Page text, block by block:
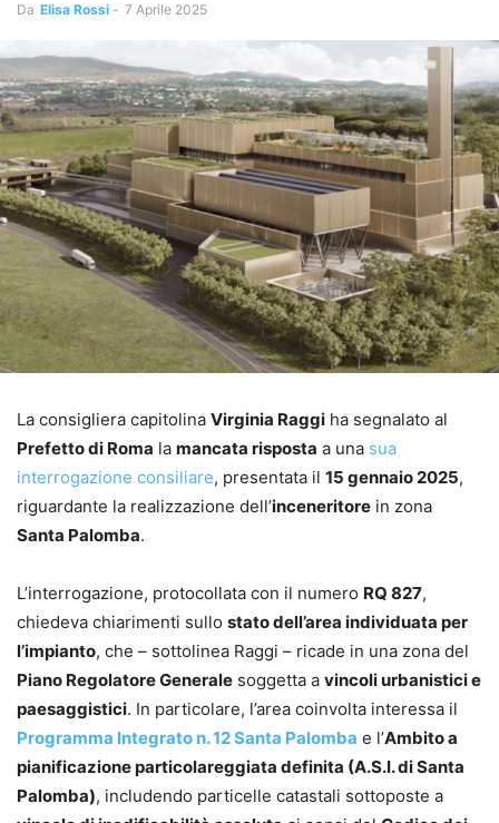
Da Elisa Rossi - 7 Aprile 2025
La consigliera capitolina Virginia Raggi ha segnalato al
Prefetto di Roma la mancata risposta a una sua
interrogazione consiliare, presentata il 15 gennaio 2025,
riguardante la realizzazione dell’inceneritore in zona
Santa Palomba.
L’interrogazione, protocollata con il numero RQ 827,
chiedeva chiarimenti sullo stato dell’area individuata per
l’impianto, che – sottolinea Raggi – ricade in una zona del
Piano Regolatore Generale soggetta a vincoli urbanistici e
paesaggistici. In particolare, l’area coinvolta interessa il
Programma Integrato n. 12 Santa Palomba e l’Ambito a
pianificazione particolareggiata definita (A.S.I. di Santa
Palomba), includendo particelle catastali sottoposte a